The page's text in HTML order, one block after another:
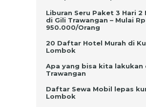
Liburan Seru Paket 3 Hari 2
di Gili Trawangan – Mulai Rp
950.000/Orang
20 Daftar Hotel Murah di
Lombok
Apa yang bisa kita lakukan
Trawangan
Daftar Sewa Mobil lepas
Lombok